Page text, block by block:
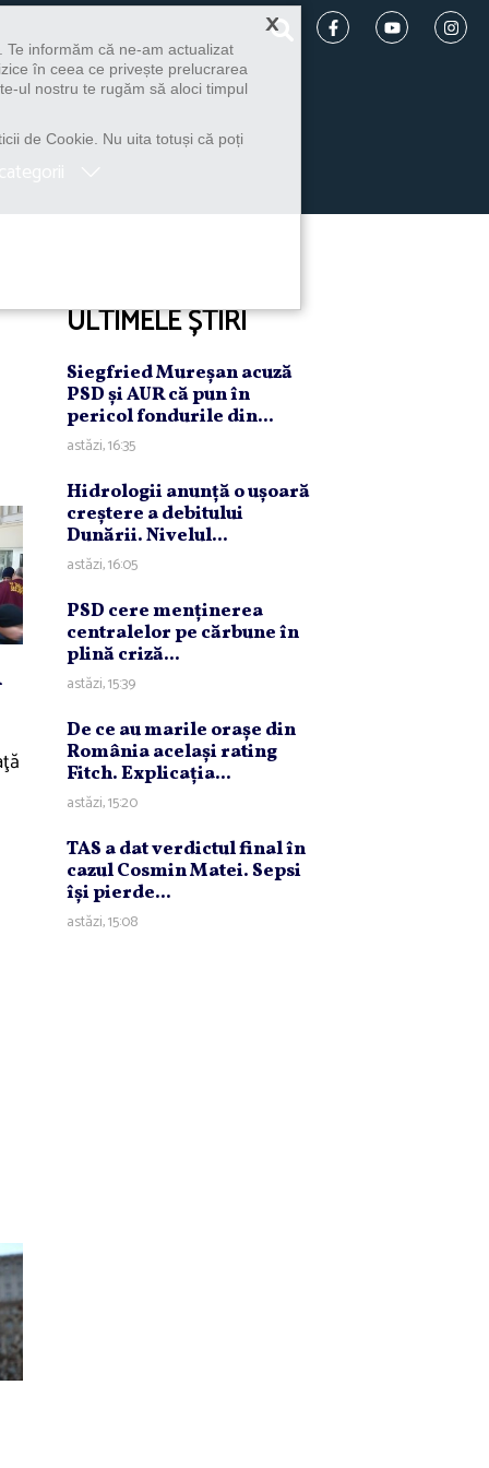
ULTIMELE ȘTIRI
Siegfried Mureşan acuză
PSD şi AUR că pun în
pericol fondurile din...
astăzi, 16:35
Hidrologii anunţă o uşoară
creştere a debitului
Dunării. Nivelul...
astăzi, 16:05
PSD cere menţinerea
centralelor pe cărbune în
plină criză...
astăzi, 15:39
De ce au marile oraşe din
România acelaşi rating
Fitch. Explicaţia...
astăzi, 15:20
TAS a dat verdictul final în
cazul Cosmin Matei. Sepsi
îşi pierde...
astăzi, 15:08
×
informăm că ne-am actualizat
în ceea ce privește prelucrarea
ul nostru te rugăm să aloci timpul
de Cookie. Nu uita totuși că poți